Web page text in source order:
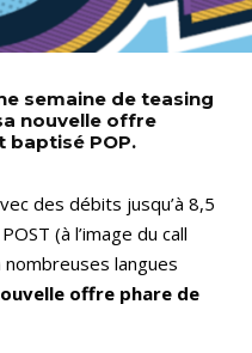
semaine de teasing
nouvelle offre
baptisé POP.
des débits jusqu’à 8,5
(à l’image du call
langues
offre phare de